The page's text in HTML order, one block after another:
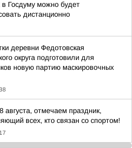
в Госдуму можно будет
дистанционно
деревни Федотовская
округа подготовили для
новую партию маскировочных
августа, отмечаем праздник,
всех, кто связан со спортом!